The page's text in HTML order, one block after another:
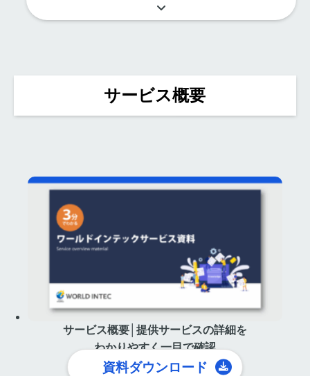
サービス概要
サービス概要│提供サービスの詳細を
わかりやすく一目で確認
資料ダウンロード